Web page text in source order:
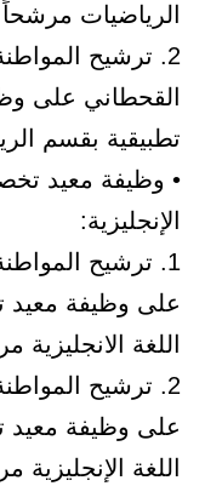
الرياضيات
2. ترشيح
القحطاني على
تطبيقية بقسم
• وظيفة معيد
الإنجليزية:
1. ترشيح
على وظيفة معيد
اللغة
2. ترشيح
على وظيفة معيد
اللغة